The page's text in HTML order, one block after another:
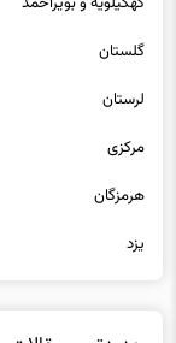
کهگیلویه و بویراحمد
گلستان
لرستان
مرکزی